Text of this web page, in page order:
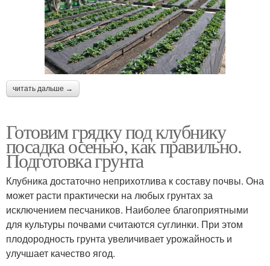
читать дальше →
Готовим грядку под клубнику
посадка осенью, как правильно.
Подготовка грунта
Клубника достаточно неприхотлива к составу почвы. Она
может расти практически на любых грунтах за
исключением песчаников. Наиболее благоприятными
для культуры почвами считаются суглинки. При этом
плодородность грунта увеличивает урожайность и
улучшает качество ягод.